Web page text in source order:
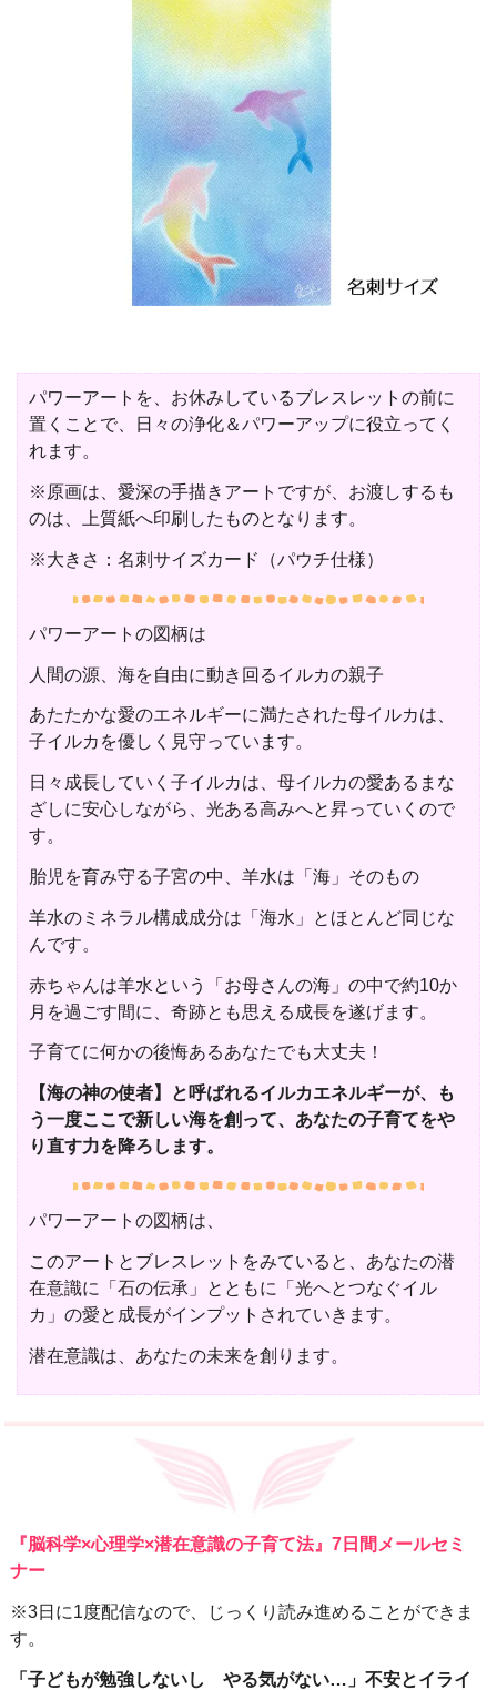
パワーアートを、お休みしているブレスレットの前に
置くことで、日々の浄化＆パワーアップに役立ってく
れます。
※原画は、愛深の手描きアートですが、お渡しするも
のは、上質紙へ印刷したものとなります。
※大きさ：名刺サイズカード（パウチ仕様）
パワーアートの図柄は
人間の源、海を自由に動き回るイルカの親子
あたたかな愛のエネルギーに満たされた母イルカは、
子イルカを優しく見守っています。
日々成長していく子イルカは、母イルカの愛あるまな
ざしに安心しながら、光ある高みへと昇っていくので
す。
胎児を育み守る子宮の中、羊水は「海」そのもの
羊水のミネラル構成成分は「海水」とほとんど同じな
んです。
赤ちゃんは羊水という「お母さんの海」の中で約10か
月を過ごす間に、奇跡とも思える成長を遂げます。
子育てに何かの後悔あるあなたでも大丈夫！
【海の神の使者】と呼ばれるイルカエネルギーが、も
う一度ここで新しい海を創って、あなたの子育てをや
り直す力を降ろします。
パワーアートの図柄は、
このアートとブレスレットをみていると、あなたの潜
在意識に「石の伝承」とともに「光へとつなぐイル
カ」の愛と成長がインプットされていきます。
潜在意識は、あなたの未来を創ります。
『脳科学×心理学×潜在意識の子育て法』7日間メールセミ
ナー
※3日に1度配信なので、じっくり読み進めることができま
す。
「子どもが勉強しないし やる気がない…」不安とイライ